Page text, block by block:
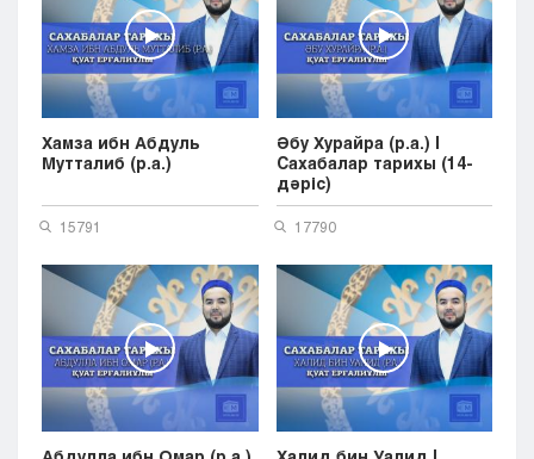
Хамза ибн Абдуль
Мутталиб (р.а.)
15791
Әбу Хурайра (р.а.) |
Cахабалар тарихы (14-
дәріс)
17790